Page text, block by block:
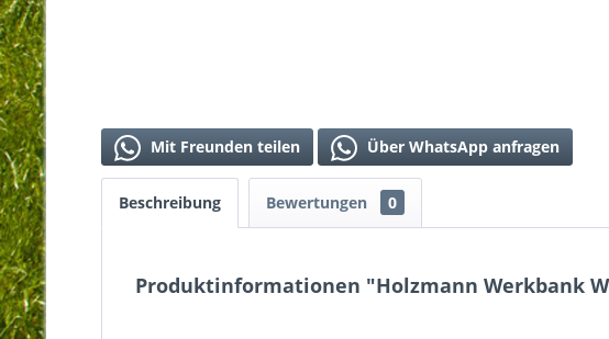
Mit Freunden teilen Über WhatsApp anfragen
Beschreibung Bewertungen 0
Produktinformationen "Holzmann Werkbank